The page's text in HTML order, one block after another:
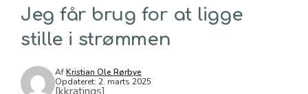
Jeg får brug for at ligge
stille i strømmen
AfKristian Ole Rørbye
Opdateret: 2. marts 2025